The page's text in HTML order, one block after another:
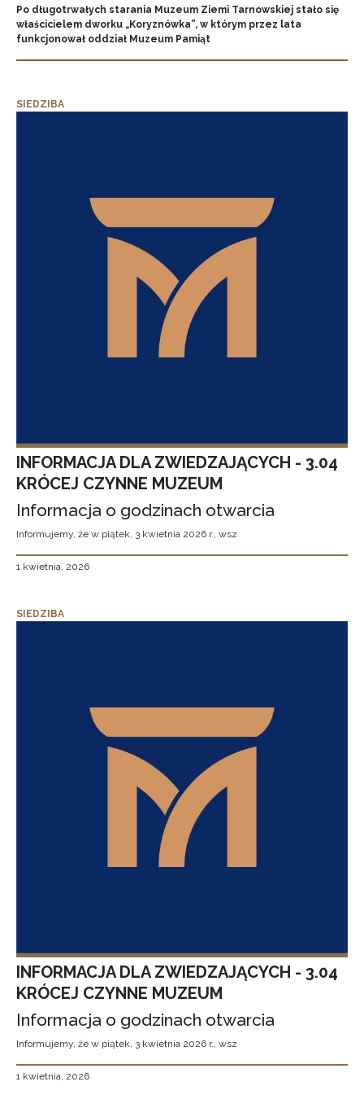
Po długotrwałych starania Muzeum Ziemi Tarnowskiej stało się
właścicielem dworku „Koryznówka”, w którym przez lata
funkcjonował oddział Muzeum Pamiąt
SIEDZIBA
INFORMACJA DLA ZWIEDZAJĄCYCH - 3.04
KRÓCEJ CZYNNE MUZEUM
Informacja o godzinach otwarcia
Informujemy, że w piątek, 3 kwietnia 2026 r., wsz
1 kwietnia, 2026
SIEDZIBA
INFORMACJA DLA ZWIEDZAJĄCYCH - 3.04
KRÓCEJ CZYNNE MUZEUM
Informacja o godzinach otwarcia
Informujemy, że w piątek, 3 kwietnia 2026 r., wsz
1 kwietnia, 2026